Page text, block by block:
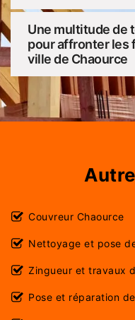
Une multitude de
pour affronter les
ville de Chaource
Couvreur Chaource
Nettoyage et pose
Zingueur et travaux
Pose et réparation